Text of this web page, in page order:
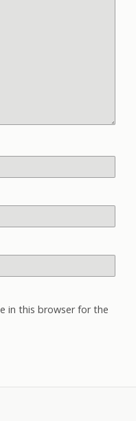
in this browser for the